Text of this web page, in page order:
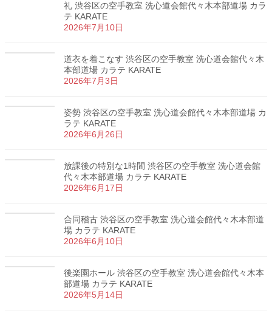
礼 渋谷区の空手教室 洗心道会館代々木本部道場 カラ
テ KARATE
2026年7月10日
道衣を着こなす 渋谷区の空手教室 洗心道会館代々木
本部道場 カラテ KARATE
2026年7月3日
姿勢 渋谷区の空手教室 洗心道会館代々木本部道場 カ
ラテ KARATE
2026年6月26日
放課後の特別な1時間 渋谷区の空手教室 洗心道会館
代々木本部道場 カラテ KARATE
2026年6月17日
合同稽古 渋谷区の空手教室 洗心道会館代々木本部道
場 カラテ KARATE
2026年6月10日
後楽園ホール 渋谷区の空手教室 洗心道会館代々木本
部道場 カラテ KARATE
2026年5月14日